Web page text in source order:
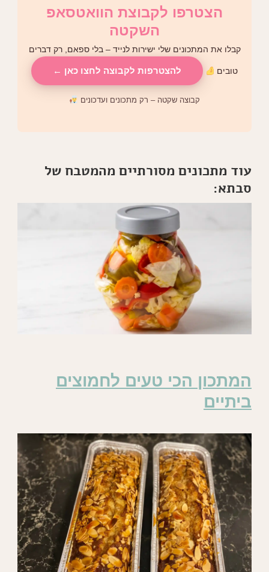
הצטרפו לקבוצת הוואטסאפ
השקטה
קבלו את המתכונים שלי ישירות לנייד – בלי ספאם, רק דברים
טובים להצטרפות לקבוצה לחצו כאן ←
קבוצה שקטה – רק מתכונים ועדכונים
עוד מתכונים מסורתיים מהמטבח של
סבתא:
המתכון הכי טעים לחמוצים
ביתיים